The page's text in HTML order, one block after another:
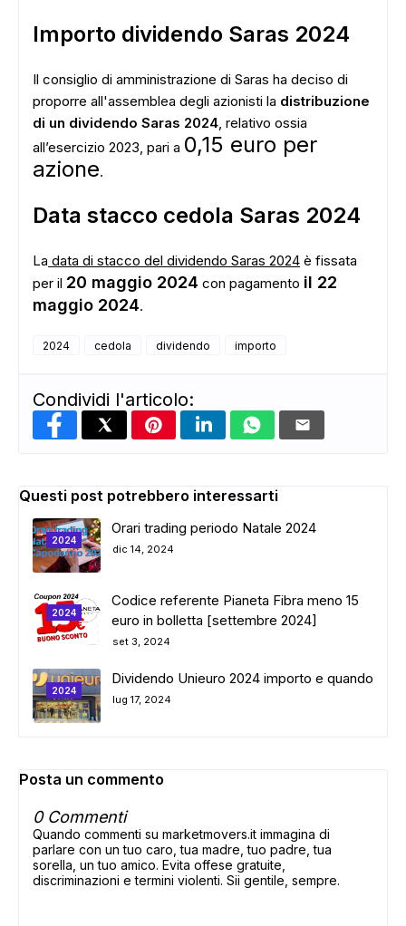
ADS
Importo dividendo Saras 2024
Il consiglio di amministrazione di Saras ha deciso di
proporre all'assemblea degli azionisti la distribuzione
di un dividendo Saras 2024, relativo ossia
all’esercizio 2023, pari a 0,15 euro per
azione.
Data stacco cedola Saras 2024
La data di stacco del dividendo Saras 2024 è fissata
per il 20 maggio 2024 con pagamento il 22
maggio 2024.
2024 cedola dividendo importo
Condividi l'articolo:
Questi post potrebbero interessarti
2024
Orari trading periodo Natale 2024
dic 14, 2024
2024
Codice referente Pianeta Fibra meno 15
euro in bolletta [settembre 2024]
set 3, 2024
2024
Dividendo Unieuro 2024 importo e quando
lug 17, 2024
Posta un commento
0 Commenti
Quando commenti su marketmovers.it immagina di
parlare con un tuo caro, tua madre, tuo padre, tua
sorella, un tuo amico. Evita offese gratuite,
discriminazioni e termini violenti. Sii gentile, sempre.